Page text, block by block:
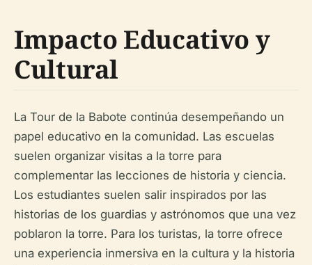
Impacto Educativo y
Cultural
La Tour de la Babote continúa desempeñando un
papel educativo en la comunidad. Las escuelas
suelen organizar visitas a la torre para
complementar las lecciones de historia y ciencia.
Los estudiantes suelen salir inspirados por las
historias de los guardias y astrónomos que una vez
poblaron la torre. Para los turistas, la torre ofrece
una experiencia inmersiva en la cultura y la historia